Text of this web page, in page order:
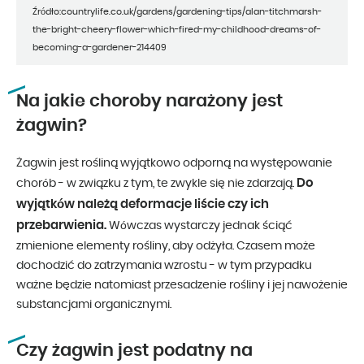
Źródło:countrylife.co.uk/gardens/gardening-tips/alan-titchmarsh-
the-bright-cheery-flower-which-fired-my-childhood-dreams-of-
becoming-a-gardener-214409
Na jakie choroby narażony jest
żagwin?
Żagwin jest rośliną wyjątkowo odporną na występowanie
chorób - w związku z tym, te zwykle się nie zdarzają. Do
wyjątków należą deformacje liście czy ich
przebarwienia. Wówczas wystarczy jednak ściąć
zmienione elementy rośliny, aby odżyła. Czasem może
dochodzić do zatrzymania wzrostu - w tym przypadku
ważne będzie natomiast przesadzenie rośliny i jej nawożenie
substancjami organicznymi.
Czy żagwin jest podatny na